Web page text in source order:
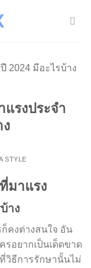
รงประจำ
STYLE
มาแรง
าง
คงต่างสนใจ อัน
รอยากเป็นเด็ดขาด
วิธีการรักษานั้นไม่